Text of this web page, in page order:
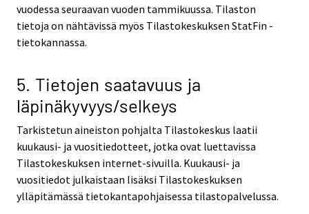
vuodessa seuraavan vuoden tammikuussa. Tilaston
tietoja on nähtävissä myös Tilastokeskuksen StatFin -
tietokannassa.
5. Tietojen saatavuus ja
läpinäkyvyys/selkeys
Tarkistetun aineiston pohjalta Tilastokeskus laatii
kuukausi- ja vuositiedotteet, jotka ovat luettavissa
Tilastokeskuksen internet-sivuilla. Kuukausi- ja
vuositiedot julkaistaan lisäksi Tilastokeskuksen
ylläpitämässä tietokantapohjaisessa tilastopalvelussa.